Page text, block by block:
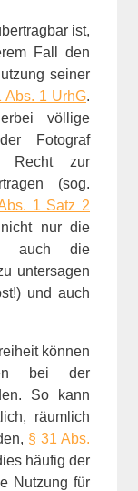
ist,
Fall den
seiner
Abs. 1 UrhG.
völlige
Fotograf
Recht zur
(sog.
1 Satz 2
nur die
auch die
untersagen
und auch
können
bei der
So kann
räumlich
§ 31 Abs.
häufig der
Nutzung für